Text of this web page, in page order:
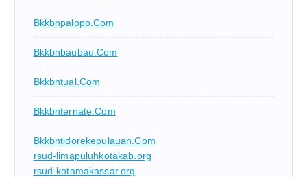
Bkkbnpalopo.com
Bkkbnbaubau.com
Bkkbntual.com
Bkkbnternate.com
Bkkbntidorekepulauan.com
rsud-limapuluhkotakab.org
rsud-kotamakassar.org